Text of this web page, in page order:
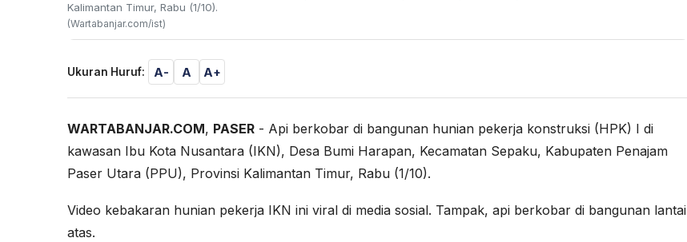
Kalimantan Timur, Rabu (1/10).
(Wartabanjar.com/ist)
Ukuran Huruf: A- A A+
WARTABANJAR.COM, PASER - Api berkobar di bangunan hunian pekerja konstruksi (HPK) I di
kawasan Ibu Kota Nusantara (IKN), Desa Bumi Harapan, Kecamatan Sepaku, Kabupaten Penajam
Paser Utara (PPU), Provinsi Kalimantan Timur, Rabu (1/10).
Video kebakaran hunian pekerja IKN ini viral di media sosial. Tampak, api berkobar di bangunan lantai
atas.